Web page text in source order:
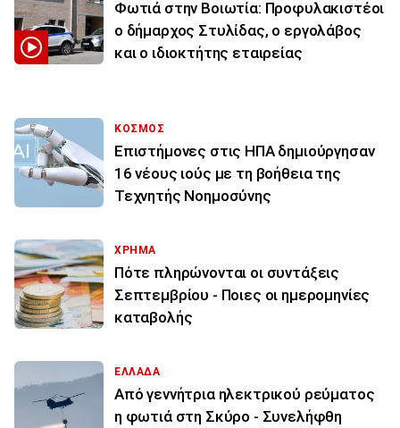
Φωτιά στην Βοιωτία: Προφυλακιστέοι
ο δήμαρχος Στυλίδας, ο εργολάβος
και ο ιδιοκτήτης εταιρείας
ΚΟΣΜΟΣ
Επιστήμονες στις ΗΠΑ δημιούργησαν
16 νέους ιούς με τη βοήθεια της
Τεχνητής Νοημοσύνης
ΧΡΗΜΑ
Πότε πληρώνονται οι συντάξεις
Σεπτεμβρίου - Ποιες οι ημερομηνίες
καταβολής
ΕΛΛΑΔΑ
Από γεννήτρια ηλεκτρικού ρεύματος
η φωτιά στη Σκύρο - Συνελήφθη